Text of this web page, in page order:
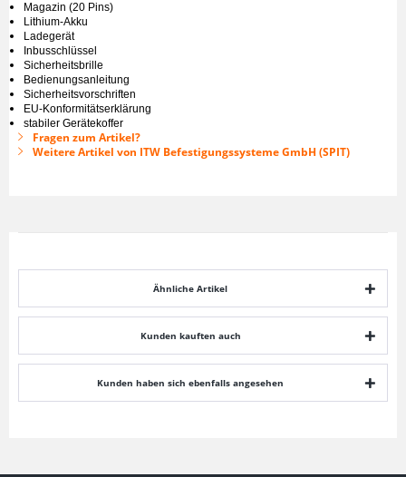
Magazin (20 Pins)
Lithium-Akku
Ladegerät
Inbusschlüssel
Sicherheitsbrille
Bedienungsanleitung
Sicherheitsvorschriften
EU-Konformitätserklärung
stabiler Gerätekoffer
Fragen zum Artikel?
Weitere Artikel von ITW Befestigungssysteme GmbH (SPIT)
Ähnliche Artikel
Kunden kauften auch
Kunden haben sich ebenfalls angesehen